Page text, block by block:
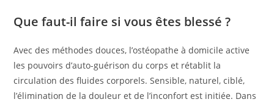
Que faut-il faire si vous êtes blessé ?
Avec des méthodes douces, l’ostéopathe à domicile active
les pouvoirs d’auto-guérison du corps et rétablit la
circulation des fluides corporels. Sensible, naturel, ciblé,
l’élimination de la douleur et de l’inconfort est initiée. Dans